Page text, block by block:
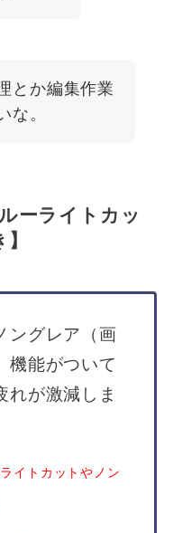
とか編集作業
な。
ーライトカッ
ングレア（画
機能がついて
れが激減しま
イトカットやノン